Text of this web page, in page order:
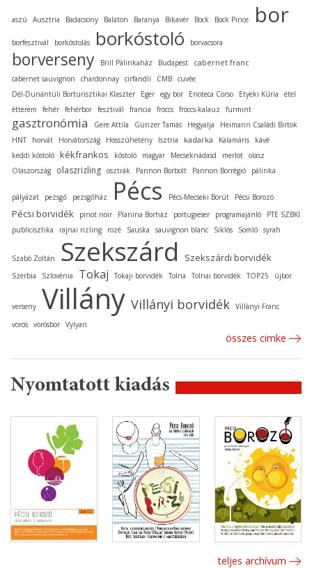
aszú Ausztria Badacsony Balaton Baranya Bikavér Bock Bock Pince bor
borfesztivál borkóstolás borkóstoló borvacsora
borverseny Brill Pálinkaház Budapest cabernet franc
cabernet sauvignon chardonnay cirfandli CMB cuvée
Dél-Dunántúli Borturisztikai Klaszter
Eger egy bor Enoteca Corso Etyeki Kúria
étel
étterem
fehér fehérbor fesztivál francia fröccs fröccs-kalauz furmint
gasztronómia Gere Attila Günzer Tamás Hegyalja
Heimann Családi Birtok
HNT
horvát Horvátország Hosszúhetény Isztria kadarka Kalamáris
kávé
keddi kóstoló kékfrankos kóstoló magyar Mecseknádasd merlot olasz
Olaszország
olaszrizling osztrák Pannon Borbolt Pannon Borrégió pálinka
pályázat pezsgő pezsgőház Pécs Pécs-Mecseki Borút Pécsi Borozó
Pécsi borvidék pinot noir Planina Borház portugieser programajánló
PTE SZBKI
publicisztika
rajnai rizling rozé Sauska sauvignon blanc Siklós Somló syrah
Szabó Zoltán Szekszárd Szekszárdi borvidék
Szerbia Szlovénia Tokaj Tokaji borvidék Tolna Tolnai borvidék TOP25 újbor
verseny Villány Villányi borvidék Villányi Franc
vörös vörösbor Vylyan
összes cimke
Nyomtatott kiadás
teljes archívum